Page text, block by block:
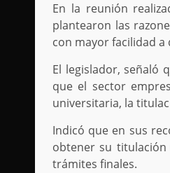
En la reunión
plantearon las
con mayor facilidad
El legislador, señaló
que el sector
universitaria, la
Indicó que en sus
obtener su
trámites finales.